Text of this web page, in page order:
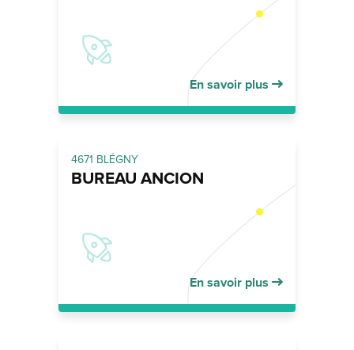
En savoir plus
4671 BLÉGNY
BUREAU ANCION
En savoir plus